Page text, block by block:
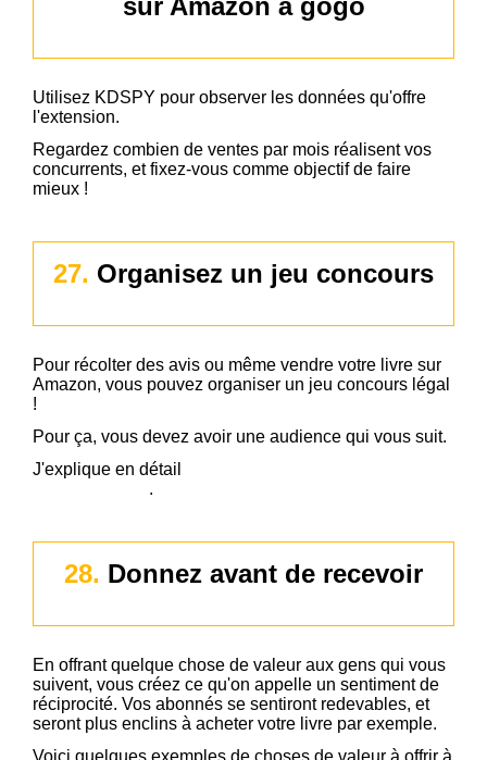
sur Amazon à gogo
Utilisez KDSPY pour observer les données qu'offre
l'extension.
Regardez combien de ventes par mois réalisent vos
concurrents, et fixez-vous comme objectif de faire
mieux !
27. Organisez un jeu concours
Pour récolter des avis ou même vendre votre livre sur
Amazon, vous pouvez organiser un jeu concours légal
!
Pour ça, vous devez avoir une audience qui vous suit.
J'explique en détail
.
28. Donnez avant de recevoir
En offrant quelque chose de valeur aux gens qui vous
suivent, vous créez ce qu'on appelle un sentiment de
réciprocité. Vos abonnés se sentiront redevables, et
seront plus enclins à acheter votre livre par exemple.